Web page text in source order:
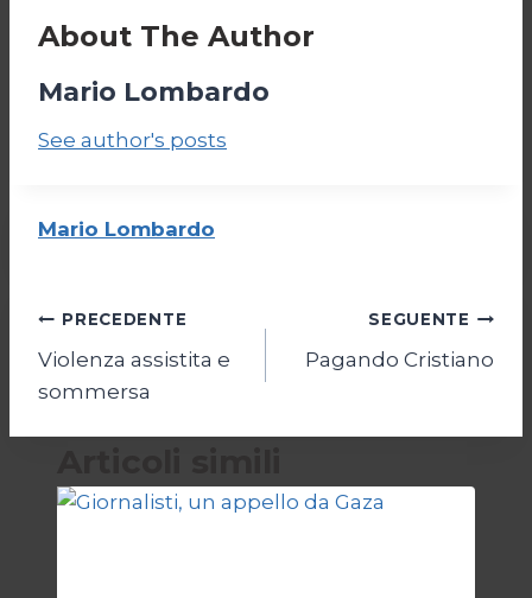
About The Author
Mario Lombardo
See author's posts
Mario Lombardo
Navigazione
articoli
PRECEDENTE
Violenza assistita e
sommersa
SEGUENTE
Pagando Cristiano